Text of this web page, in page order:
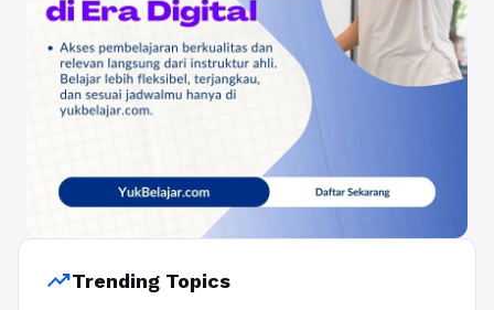
trending_upTrending Topics